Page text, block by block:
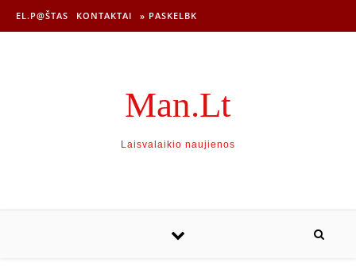
EL.P@ŠTAS KONTAKTAI » PASKELBK
Man.Lt
Laisvalaikio naujienos